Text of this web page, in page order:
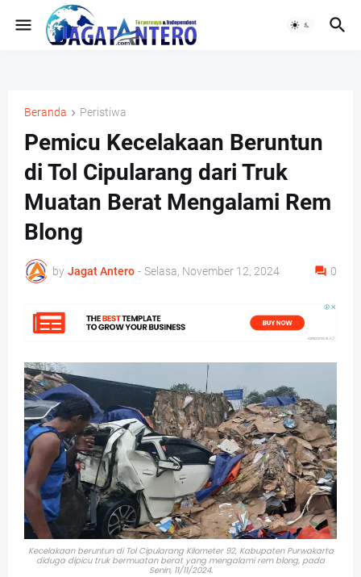
Beranda Peristiwa
Pemicu Kecelakaan Beruntun
di Tol Cipularang dari Truk
Muatan Berat Mengalami Rem
Blong
by Jagat Antero - Selasa, November 12, 2024 0
Kecelakaan beruntun di Tol Cipularang Kilometer 92, Kabupaten Purwakarta
diduga dipicu truk bermuatan berat yang mengalami rem blong, pada
Senin, 11/11/2024.